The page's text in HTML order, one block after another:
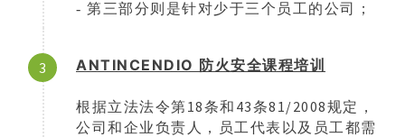
- 第三部分则是针对少于三个员工的公司；
3 ANTINCENDIO 防火安全课程培训
根据立法法令第 18条和 43条81/2008规定，
公司和企业负责人，员工代表以及员工都需